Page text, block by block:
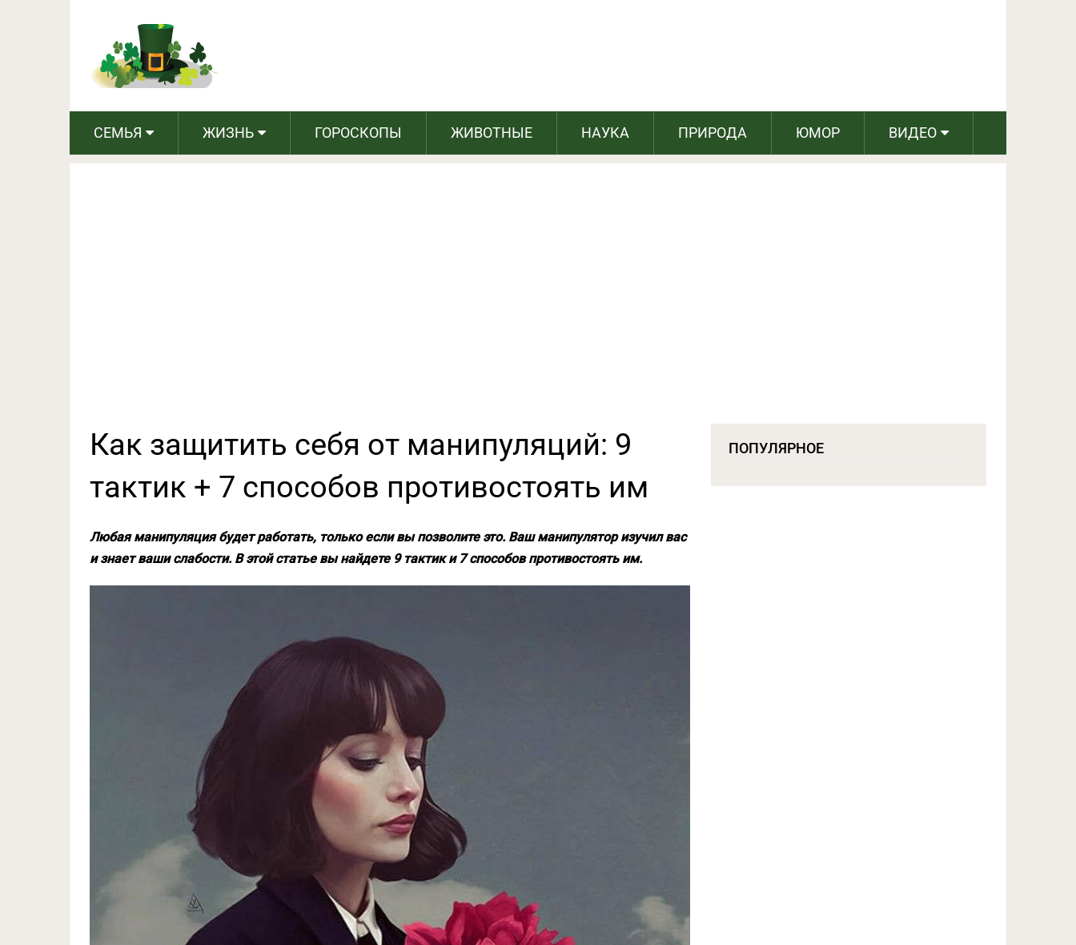
СЕМЬЯ ЖИЗНЬ ГОРОСКОПЫ ЖИВОТНЫЕ НАУКА ПРИРОДА ЮМОР ВИДЕО
Как защитить себя от манипуляций: 9
тактик + 7 способов противостоять им
Любая манипуляция будет работать, только если вы позволите это. Ваш манипулятор изучил вас
и знает ваши слабости. В этой статье вы найдете 9 тактик и 7 способов противостоять им.
ПОПУЛЯРНОЕ